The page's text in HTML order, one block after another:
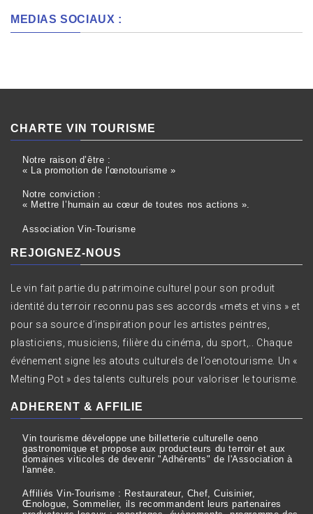
MEDIAS SOCIAUX :
CHARTE VIN TOURISME
Notre raison d’être :
« La promotion de l'œnotourisme »
Notre conviction :
« Mettre l’humain au cœur de toutes nos actions ».
Association Vin-Tourisme
REJOIGNEZ-NOUS
Le vin fait partie du patrimoine culturel pour son produit
identité du terroir reconnu pas ses accords «mets et vins » et
pour sa source d’inspiration pour les artistes peintres,
plasticiens, musiciens, filière du cinéma, du sport,.. Chaque
événement signe les atouts culturels de l’oenotourisme. Un «
Melting Pot » des talents culturels pour valoriser le tourisme.
ADHERENT & AFFILIE
Vin tourisme développe une billetterie culturelle oeno
gastronomique et propose aux producteurs du terroir et aux
domaines viticoles de devenir "Adhérents" de l'Association à
l'année.
Affiliés Vin-Tourisme : Restaurateur, Chef, Cuisinier,
Œnologue, Sommelier, ils recommandent leurs partenaires